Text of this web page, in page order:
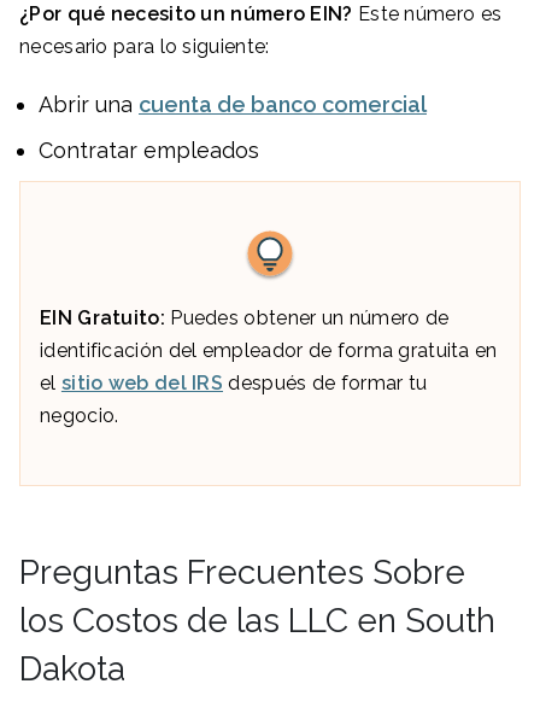
¿Por qué necesito un número EIN? Este número es
necesario para lo siguiente:
Abrir una cuenta de banco comercial
Contratar empleados
EIN Gratuito: Puedes obtener un número de
identificación del empleador de forma gratuita en
el sitio web del IRS después de formar tu
negocio.
Preguntas Frecuentes Sobre
los Costos de las LLC en South
Dakota